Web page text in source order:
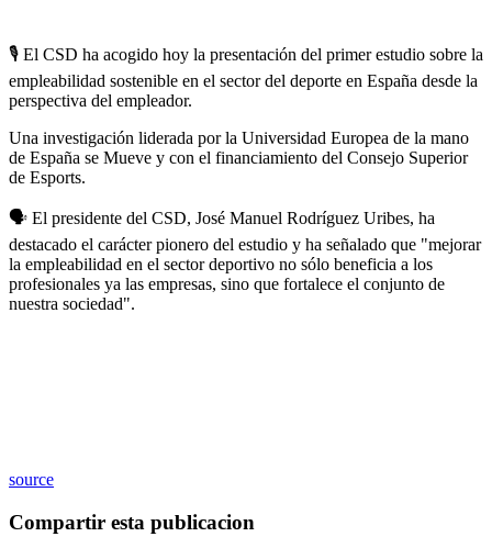
🎙️ El CSD ha acogido hoy la presentación del primer estudio sobre la
empleabilidad sostenible en el sector del deporte en España desde la
perspectiva del empleador.
Una investigación liderada por la Universidad Europea de la mano
de España se Mueve y con el financiamiento del Consejo Superior
de Esports.
🗣️ El presidente del CSD, José Manuel Rodríguez Uribes, ha
destacado el carácter pionero del estudio y ha señalado que "mejorar
la empleabilidad en el sector deportivo no sólo beneficia a los
profesionales ya las empresas, sino que fortalece el conjunto de
nuestra sociedad".
source
Compartir esta publicacion